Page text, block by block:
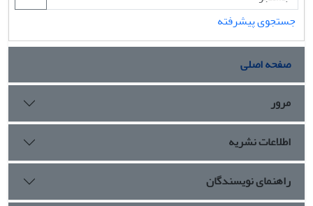
جستجوی پیشرفته
صفحه اصلی
مرور
اطلاعات نشریه
راهنمای نویسندگان